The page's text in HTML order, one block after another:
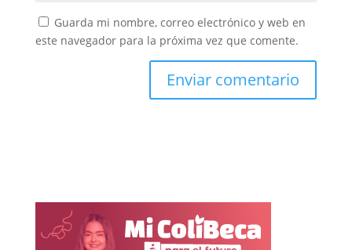
Guarda mi nombre, correo electrónico y web en
este navegador para la próxima vez que comente.